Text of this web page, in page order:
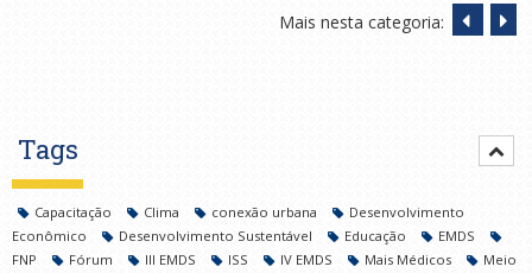
Mais nesta categoria:
Tags
Capacitação Clima conexão urbana
Desenvolvimento
Econômico
Desenvolvimento Sustentável Educação
EMDS
FNP
Fórum III EMDS ISS IV EMDS Mais Médicos
Meio